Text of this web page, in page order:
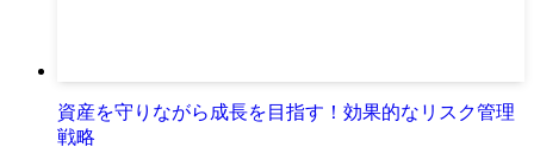
資産を守りながら成長を目指す！効果的なリスク管理
戦略